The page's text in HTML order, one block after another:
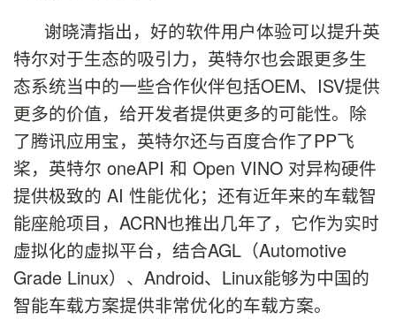
谢晓清指出，好的软件用户体验可以提升英
特尔对于生态的吸引力，英特尔也会跟更多生
态系统当中的一些合作伙伴包括OEM、ISV提供
更多的价值，给开发者提供更多的可能性。除
了腾讯应用宝，英特尔还与百度合作了PP飞
桨，英特尔 oneAPI 和 Open VINO 对异构硬件
提供极致的 AI 性能优化；还有近年来的车载智
能座舱项目，ACRN也推出几年了，它作为实时
虚拟化的虚拟平台，结合AGL（Automotive
Grade Linux）、Android、Linux能够为中国的
智能车载方案提供非常优化的车载方案。